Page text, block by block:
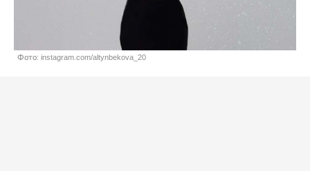
Фото: instagram.com/altynbekova_20